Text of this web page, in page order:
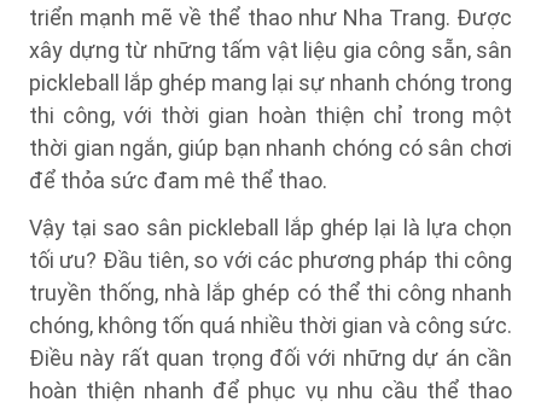
triển mạnh mẽ về thể thao như Nha Trang. Được
xây dựng từ những tấm vật liệu gia công sẵn, sân
pickleball lắp ghép mang lại sự nhanh chóng trong
thi công, với thời gian hoàn thiện chỉ trong một
thời gian ngắn, giúp bạn nhanh chóng có sân chơi
để thỏa sức đam mê thể thao.
Vậy tại sao sân pickleball lắp ghép lại là lựa chọn
tối ưu? Đầu tiên, so với các phương pháp thi công
truyền thống, nhà lắp ghép có thể thi công nhanh
chóng, không tốn quá nhiều thời gian và công sức.
Điều này rất quan trọng đối với những dự án cần
hoàn thiện nhanh để phục vụ nhu cầu thể thao